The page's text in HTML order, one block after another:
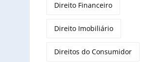
Direito Financeiro
Direito Imobiliário
Direitos do Consumidor